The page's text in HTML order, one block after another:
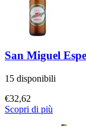
San Miguel
15 disponibili
€32,62
Scopri di più